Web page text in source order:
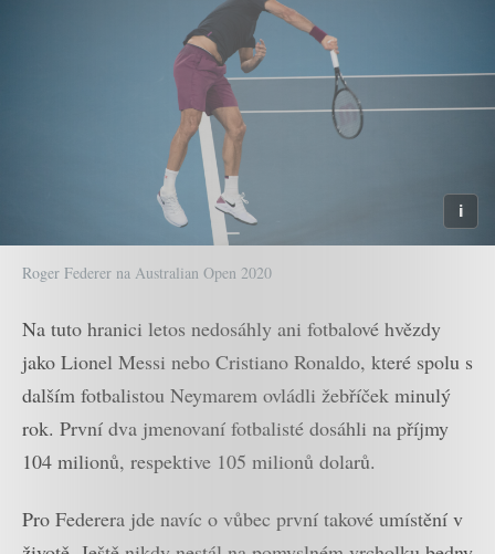
Roger Federer na Australian Open 2020
Na tuto hranici letos nedosáhly ani fotbalové hvězdy
jako Lionel Messi nebo Cristiano Ronaldo, které spolu s
dalším fotbalistou Neymarem ovládli žebříček minulý
rok. První dva jmenovaní fotbalisté dosáhli na příjmy
104 milionů, respektive 105 milionů dolarů.
Pro Federera jde navíc o vůbec první takové umístění v